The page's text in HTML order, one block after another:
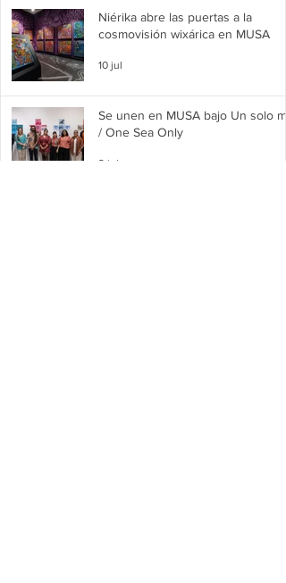
Niérika abre las puertas a la
cosmovisión wixárica en MUSA
10 jul
Se unen en MUSA bajo Un solo
/ One Sea Only
2 jul